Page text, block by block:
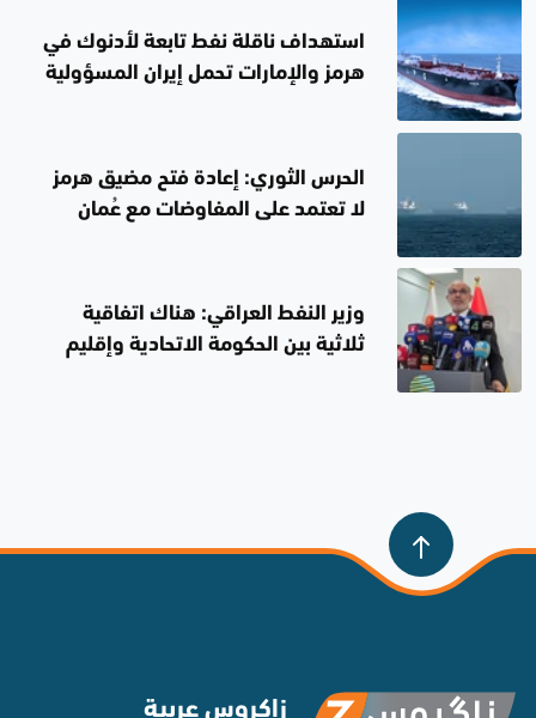
استهداف ناقلة نفط تابعة لأدنوك في
هرمز والإمارات تحمل إيران المسؤولية
الحرس الثوري: إعادة فتح مضيق هرمز
لا تعتمد على المفاوضات مع عُمان
وزير النفط العراقي: هناك اتفاقية
ثلاثية بين الحكومة الاتحادية وإقليم
زاكروس عربية